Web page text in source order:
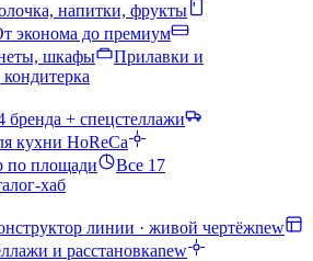
напитки, фрукты
эконома до премиум
шкафы
Прилавки и
бренда + спецстеллажи
кухни HoReCa
по площади
Все 17
хаб
линии · живой чертёжnew
и расстановкаnew